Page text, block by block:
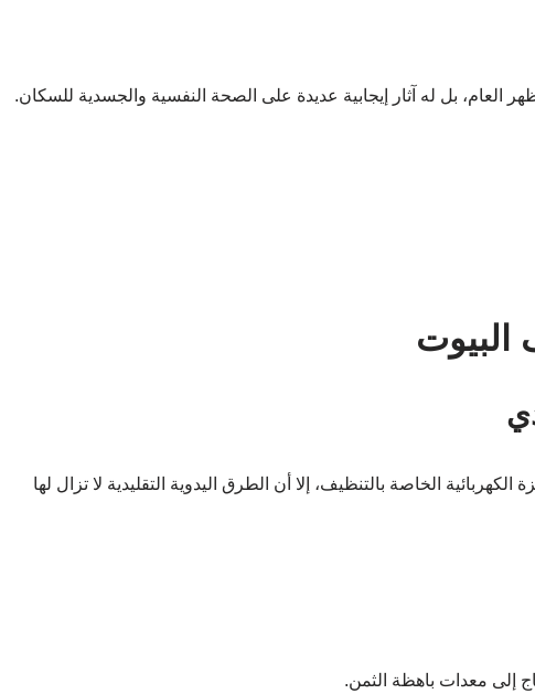
بل له آثار إيجابية عديدة على الصحة النفسية والجسدية للسكان.
الخاصة بالتنظيف، إلا أن الطرق اليدوية التقليدية لا تزال لها
إلى معدات باهظة الثمن.